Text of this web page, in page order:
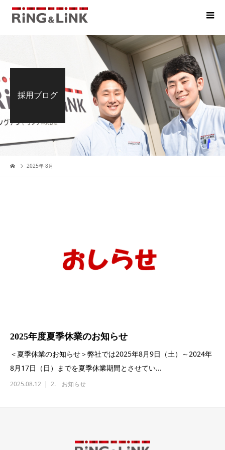
採用ブログ
2025年 8月
2025年度夏季休業のお知らせ
＜夏季休業のお知らせ＞弊社では2025年8月9日（土）～2024年
8月17日（日）までを夏季休業期間とさせてい...
2025.08.12 2. お知らせ